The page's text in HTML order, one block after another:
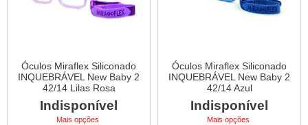
Óculos Miraflex Siliconado
INQUEBRÁVEL New Baby 2
42/14 Lilas Rosa
Indisponível
Mais opções
Óculos Miraflex Siliconado
INQUEBRÁVEL New Baby 2
42/14 Azul
Indisponível
Mais opções